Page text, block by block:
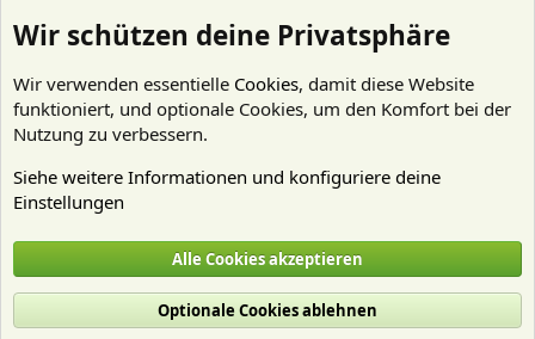
Cookies
Deutsch (Du)
Nutzungsbedingungen
Datenschutz Hilfe und Impressum
R
Wir schützen deine Privatsphäre
Wir verwenden essentielle Cookies, damit diese Website
funktioniert, und optionale Cookies, um den Komfort bei der
Nutzung zu verbessern.
Siehe weitere Informationen und konfiguriere deine
Einstellungen
Alle Cookies akzeptieren
Optionale Cookies ablehnen